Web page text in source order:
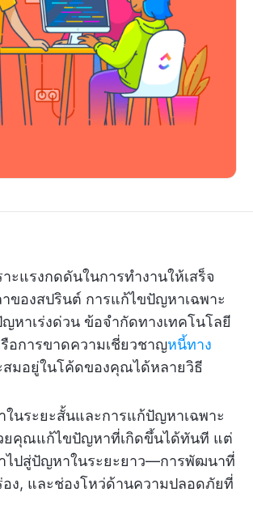
าะแรงกดดันในการทำงานให้เสร็จ
ของสปรินต์ การแก้ไขปัญหาเฉพาะ
หาเร่งด่วน ข้อจำกัดทางเทคโนโลยี
รือการขาดความเชี่ยวชาญหนี้ทาง
สมอยู่ในโค้ดของคุณได้หลายวิธี
นระยะสั้นและการแก้ปัญหาเฉพาะ
ยคุณแก้ไขปัญหาที่เกิดขึ้นได้ทันที แต่
ไปสู่ปัญหาในระยะยาว—การพัฒนาที่
ง, และช่องโหว่ด้านความปลอดภัยที่